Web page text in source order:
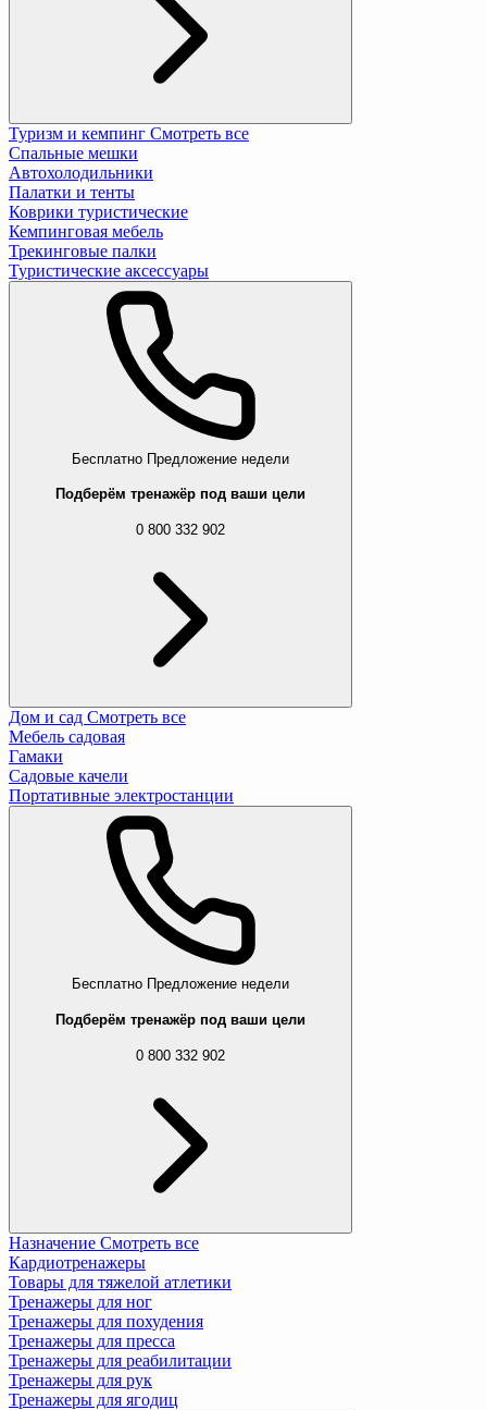
Туризм и кемпинг Смотреть все
Спальные мешки
Автохолодильники
Палатки и тенты
Коврики туристические
Кемпинговая мебель
Трекинговые палки
Туристические аксессуары
Бесплатно Предложение недели
Подберём тренажёр под ваши цели
0 800 332 902
Дом и сад Смотреть все
Мебель садовая
Гамаки
Садовые качели
Портативные электростанции
Бесплатно Предложение недели
Подберём тренажёр под ваши цели
0 800 332 902
Назначение Смотреть все
Кардиотренажеры
Товары для тяжелой атлетики
Тренажеры для ног
Тренажеры для похудения
Тренажеры для пресса
Тренажеры для реабилитации
Тренажеры для рук
Тренажеры для ягодиц